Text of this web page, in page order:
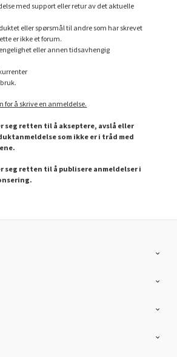
med support eller retur av det aktuelle
eller spørsmål til andre som har skrevet
er ikke et forum.
eller annen tidsavhengig
for å skrive en anmeldelse.
seg retten til å akseptere, avslå eller
som ikke er i tråd med
seg retten til å publisere anmeldelser i